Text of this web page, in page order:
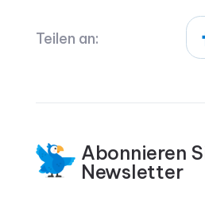
Teilen an:
Abonnieren
Newsletter